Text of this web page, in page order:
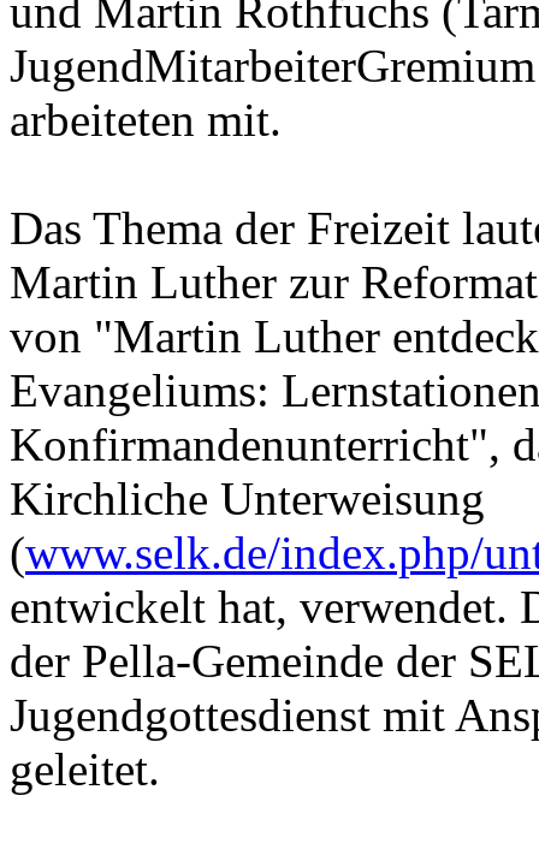
und Martin Rothfuchs
arbeiteten mit.
Das Thema der Freizeit
Martin Luther zur
von "Martin Luther
Evangeliums:
Konfirmandenunterricht",
Kirchliche Unterweisung
(www.selk.de/index.php/
entwickelt hat, verwendet.
der Pella-Gemeinde der
Jugendgottesdienst mit
geleitet.